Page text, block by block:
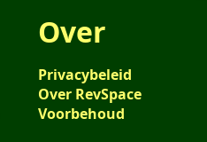
Over
Privacybeleid
Over RevSpace
Voorbehoud